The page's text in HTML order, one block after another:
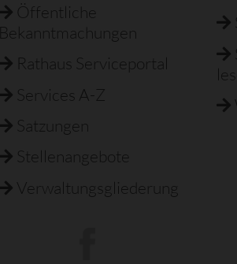
Öffentliche
Bekanntmachungen
Rathaus Serviceportal
Services A-Z
Satzungen
Stellenangebote
Verwaltungsgliederung